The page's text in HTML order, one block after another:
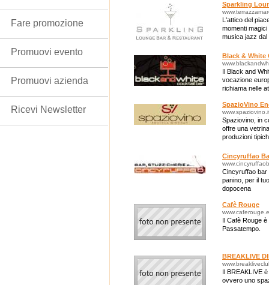
Sparkling
L'attico del
momenti
musica jazz dal
Black & White
Il Black and
vocazione
richiama nelle
SpazioVino
Spaziovino, in
offre una
produzioni
Cincyruffao
Cincyruffao bar
panino, per il
dopocena
Cafè Rouge
Il Cafè Rouge
Passatempo.
BREAKLIVE
Il BREAKLIVE
ovvero uno
Fare promozione
Promuovi evento
Promuovi azienda
Ricevi Newsletter